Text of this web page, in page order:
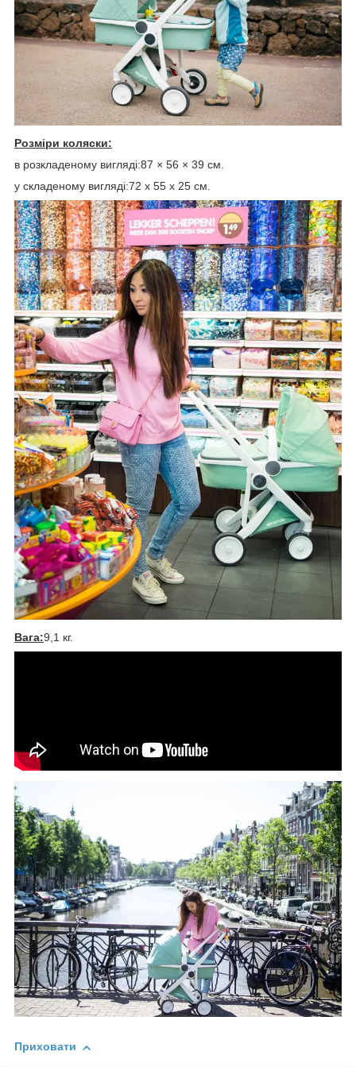
Розміри коляски:
в розкладеному вигляді:87 × 56 × 39 см.
у складеному вигляді:72 х 55 х 25 см.
Вага:9,1 кг.
Приховати